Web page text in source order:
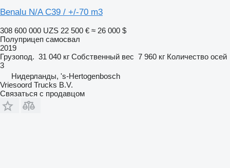
Benalu N/A C39 / +/-70 m3
308 600 000 UZS 22 500 € ≈ 26 000 $
Полуприцеп самосвал
2019
Грузопод. 31 040 кг Собственный вес 7 960 кг Количество осей
3
Нидерланды, 's-Hertogenbosch
Vriesoord Trucks B.V.
Связаться с продавцом